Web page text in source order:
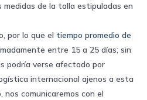
medidas de la talla estipuladas en
por lo que el tiempo promedio de
entre 15 a 25 días; sin
podría verse afectado por
internacional ajenos a esta
nos comunicaremos con el